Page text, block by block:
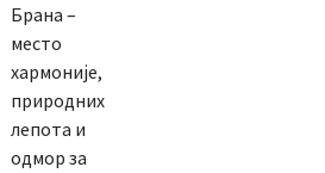
Брана –
место
хармоније,
природних
лепота и
одмор за